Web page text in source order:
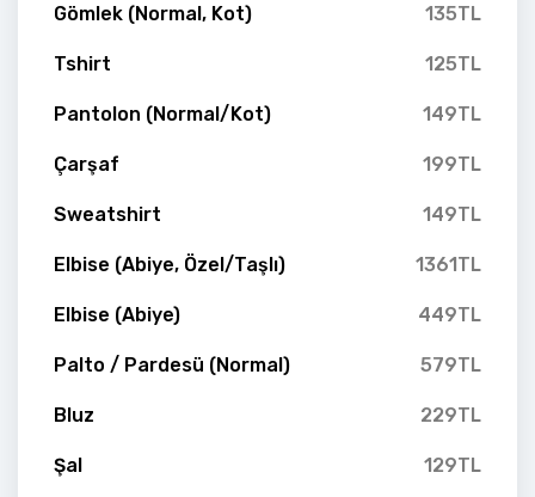
Gömlek (Normal, Kot) 135TL
Tshirt 125TL
Pantolon (Normal/Kot) 149TL
Çarşaf 199TL
Sweatshirt 149TL
Elbise (Abiye, Özel/Taşlı) 1361TL
Elbise (Abiye) 449TL
Palto / Pardesü (Normal) 579TL
Bluz 229TL
Şal 129TL